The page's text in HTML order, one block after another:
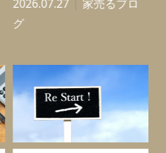
2026.07.27
家売るブロ
グ